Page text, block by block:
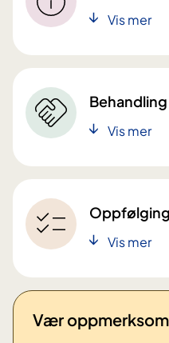
Vis mer
Behandling
Vis mer
Oppfølging
Vis mer
Vær oppmerksom